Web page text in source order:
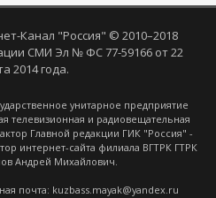
Канал "Россия" © 2010–2018
СМИ Эл № ФС 77-59166 от 22
2014 года.
унитарное предприятие
телевизионная и радиовещательная
Главной редакции ГИК "Россия" -
интернет-сайта филиала ВГТРК ГТРК
Андрей Михайлович.
почта: kuzbass.mayak@yandex.ru